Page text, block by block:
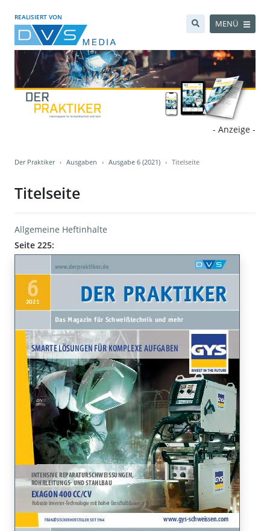
REALISIERT VON
MENÜ
- Anzeige -
Der Praktiker Ausgaben Ausgabe 6 (2021) Titelseite
Titelseite
Allgemeine Heftinhalte
Seite 225: